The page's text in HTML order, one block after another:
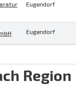
Eugendorf
Eugendorf
Region